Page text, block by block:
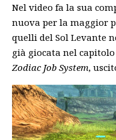
Nel video fa la sua
nuova per la maggior
quelli del Sol Levante
già giocata nel capitolo
Zodiac Job System,